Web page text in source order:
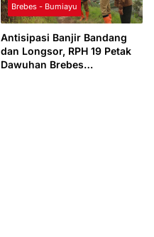
Brebes - Bumiayu
Antisipasi Banjir Bandang
dan Longsor, RPH 19 Petak
Dawuhan Brebes